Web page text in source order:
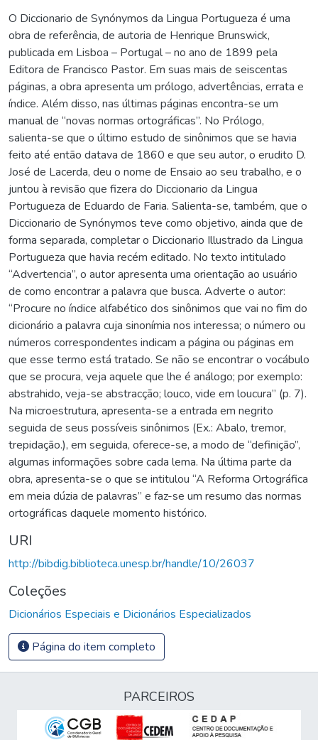
O Diccionario de Synónymos da Lingua Portugueza é uma
obra de referência, de autoria de Henrique Brunswick,
publicada em Lisboa – Portugal – no ano de 1899 pela
Editora de Francisco Pastor. Em suas mais de seiscentas
páginas, a obra apresenta um prólogo, advertências, errata e
índice. Além disso, nas últimas páginas encontra-se um
manual de “novas normas ortográficas”. No Prólogo,
salienta-se que o último estudo de sinônimos que se havia
feito até então datava de 1860 e que seu autor, o erudito D.
José de Lacerda, deu o nome de Ensaio ao seu trabalho, e o
juntou à revisão que fizera do Diccionario da Lingua
Portugueza de Eduardo de Faria. Salienta-se, também, que o
Diccionario de Synónymos teve como objetivo, ainda que de
forma separada, completar o Diccionario Illustrado da Lingua
Portugueza que havia recém editado. No texto intitulado
“Advertencia”, o autor apresenta uma orientação ao usuário
de como encontrar a palavra que busca. Adverte o autor:
“Procure no índice alfabético dos sinônimos que vai no fim do
dicionário a palavra cuja sinonímia nos interessa; o número ou
números correspondentes indicam a página ou páginas em
que esse termo está tratado. Se não se encontrar o vocábulo
que se procura, veja aquele que lhe é análogo; por exemplo:
abstrahido, veja-se abstracção; louco, vide em loucura” (p. 7).
Na microestrutura, apresenta-se a entrada em negrito
seguida de seus possíveis sinônimos (Ex.: Abalo, tremor,
trepidação.), em seguida, oferece-se, a modo de “definição”,
algumas informações sobre cada lema. Na última parte da
obra, apresenta-se o que se intitulou “A Reforma Ortográfica
em meia dúzia de palavras” e faz-se um resumo das normas
ortográficas daquele momento histórico.
URI
http://bibdig.biblioteca.unesp.br/handle/10/26037
Coleções
Dicionários Especiais e Dicionários Especializados
Página do item completo
PARCEIROS